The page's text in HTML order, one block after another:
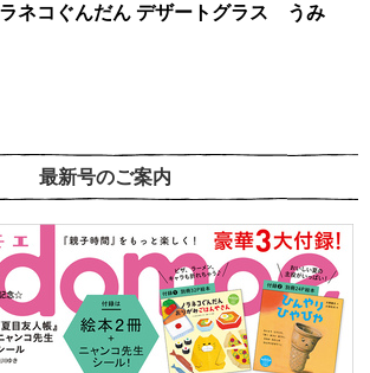
ノラネコぐんだん デザートグラス うみ
最新号のご案内